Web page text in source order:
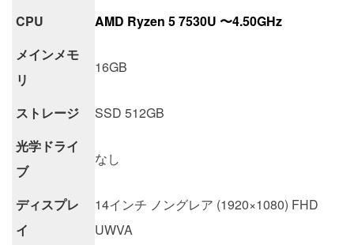
CPU
AMD Ryzen 5 7530U 〜4.50GHz
メインメモ
リ
16GB
ストレージ
SSD 512GB
光学ドライ
ブ
なし
ディスプレ
イ
14インチ ノングレア (1920×1080) FHD
UWVA